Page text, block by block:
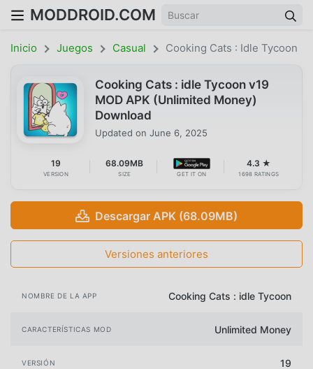
MODDROID.COM
Inicio Juegos Casual Cooking Cats : Idle Tycoon
Cooking Cats : idle Tycoon v19
MOD APK (Unlimited Money)
Download
Updated on June 6, 2025
19
VERSION
68.09MB
SIZE GET IT ON
4.3 ★
1698 RATINGS
Descargar APK (68.09MB)
Versiones anteriores
NOMBRE DE LA APP Cooking Cats : idle Tycoon
CARACTERÍSTICAS MOD Unlimited Money
VERSIÓN 19